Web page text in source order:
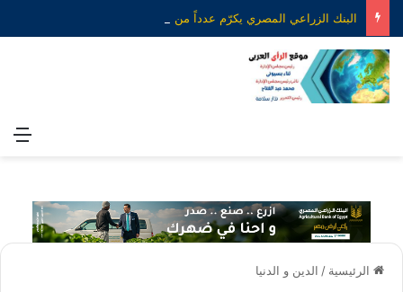
الرئيسية / الدين و الدنيا